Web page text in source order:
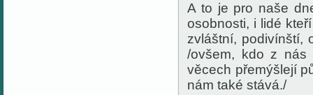
A to je pro naše
osobnosti, i lidé
zvláštní, podivínští,
/ovšem, kdo z nás
věcech přemýšlejí
nám také stává./